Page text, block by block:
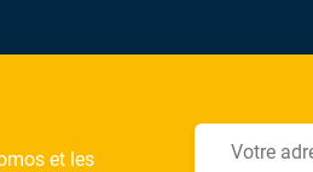
et les